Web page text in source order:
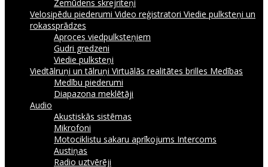
Zemūdens skrejriteņi
Velosipēdu piederumi Video reģistratori Viedie pulksteņi un
rokassprādzes
Aproces viedpulksteņiem
Gudri gredzeni
Viedie pulksteņi
Viedtālruņi un tālruņi Virtuālās realitātes brilles Medības
Medību piederumi
Diapazona meklētāji
Audio
Akustiskās sistēmas
Mikrofoni
Motociklistu sakaru aprīkojums Intercoms
Austiņas
Radio uztvērēji